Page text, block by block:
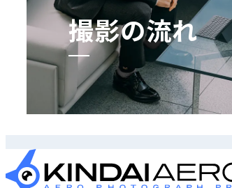
撮影の流れ